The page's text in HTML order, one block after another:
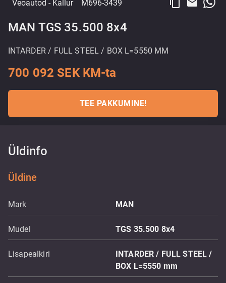
Veoautod - Kallur M696-3439 content_copy email
MAN TGS 35.500 8x4
INTARDER / FULL STEEL / BOX L=5550 MM
700 092 SEK KM-ta
TEE PAKKUMINE!
Üldinfo
Üldine
Mark MAN
Mudel TGS 35.500 8x4
Lisapealkiri
INTARDER / FULL STEEL /
BOX L=5550 mm